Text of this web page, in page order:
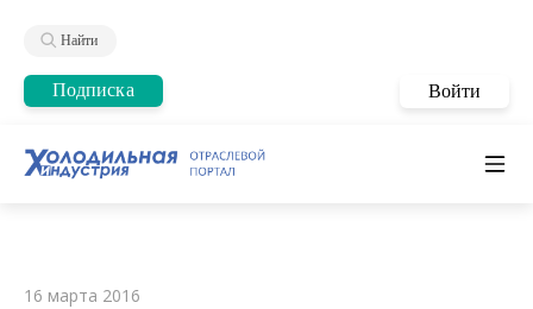
Найти
Подписка Войти
16 марта 2016